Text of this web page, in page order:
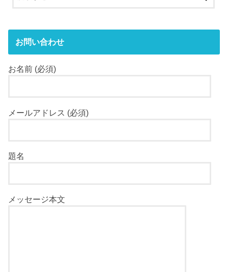
お問い合わせ
お名前 (必須)
メールアドレス (必須)
題名
メッセージ本文